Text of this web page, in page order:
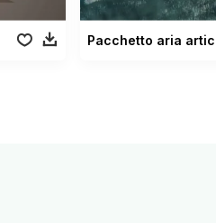
Pacchetto aria